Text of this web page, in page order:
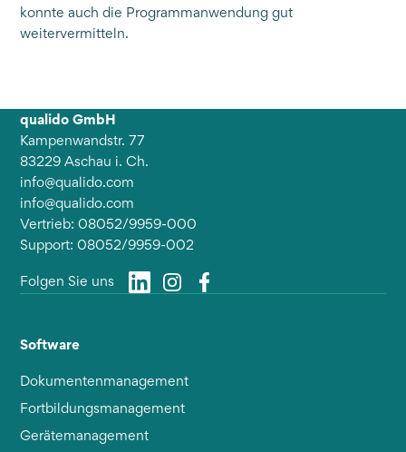
konnte auch die Programmanwendung gut
weitervermitteln.
qualido GmbH
Kampenwandstr. 77
83229 Aschau i. Ch.
info@qualido.com
info@qualido.com
Vertrieb: 08052/9959-000
Support: 08052/9959-002
Folgen Sie uns
Software
Dokumentenmanagement
Fortbildungsmanagement
Gerätemanagement